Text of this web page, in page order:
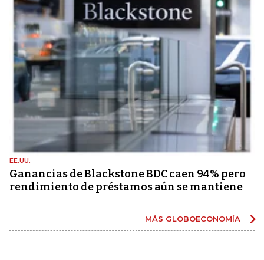
EE.UU.
Ganancias de Blackstone BDC caen 94% pero
rendimiento de préstamos aún se mantiene
MÁS GLOBOECONOMÍA